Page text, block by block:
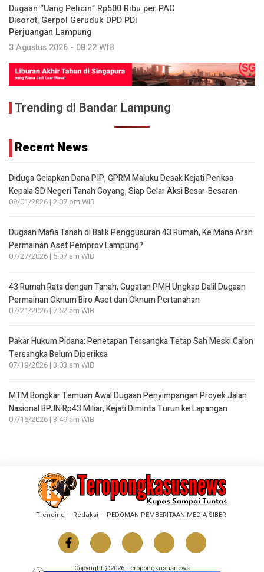
Dugaan “Uang Pelicin” Rp500 Ribu per PAC
Disorot, Gerpol Geruduk DPD PDI
Perjuangan Lampung
3 Agustus 2026 - 08:22 WIB
Trending di Bandar Lampung
Recent News
Diduga Gelapkan Dana PIP, GPRM Maluku Desak Kejati Periksa
Kepala SD Negeri Tanah Goyang, Siap Gelar Aksi Besar-Besaran
08/01/2026 | 2:07 pm WIB
Dugaan Mafia Tanah di Balik Penggusuran 43 Rumah, Ke Mana Arah
Permainan Aset Pemprov Lampung?
07/27/2026 | 5:07 am WIB
43 Rumah Rata dengan Tanah, Gugatan PMH Ungkap Dalil Dugaan
Permainan Oknum Biro Aset dan Oknum Pertanahan
07/21/2026 | 7:52 am WIB
Pakar Hukum Pidana: Penetapan Tersangka Tetap Sah Meski Calon
Tersangka Belum Diperiksa
07/19/2026 | 3:03 am WIB
MTM Bongkar Temuan Awal Dugaan Penyimpangan Proyek Jalan
Nasional BPJN Rp43 Miliar, Kejati Diminta Turun ke Lapangan
07/16/2026 | 3:49 am WIB
Trending Redaksi PEDOMAN PEMBERITAAN MEDIA SIBER
Copyright @2026 Teropongkasusnews